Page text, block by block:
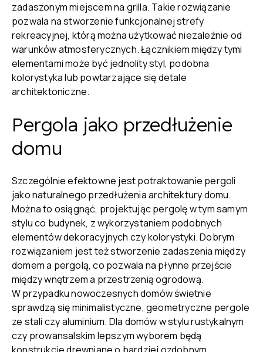
zadaszonym miejscem na grilla. Takie rozwiązanie
pozwala na stworzenie funkcjonalnej strefy
rekreacyjnej, którą można użytkować niezależnie od
warunków atmosferycznych. Łącznikiem między tymi
elementami może być jednolity styl, podobna
kolorystyka lub powtarzające się detale
architektoniczne.
Pergola jako przedłużenie
domu
Szczególnie efektowne jest potraktowanie pergoli
jako naturalnego przedłużenia architektury domu.
Można to osiągnąć, projektując pergolę w tym samym
stylu co budynek, z wykorzystaniem podobnych
elementów dekoracyjnych czy kolorystyki. Dobrym
rozwiązaniem jest też stworzenie zadaszenia między
domem a pergolą, co pozwala na płynne przejście
między wnętrzem a przestrzenią ogrodową.
W przypadku nowoczesnych domów świetnie
sprawdzą się minimalistyczne, geometryczne pergole
ze stali czy aluminium. Dla domów w stylu rustykalnym
czy prowansalskim lepszym wyborem będą